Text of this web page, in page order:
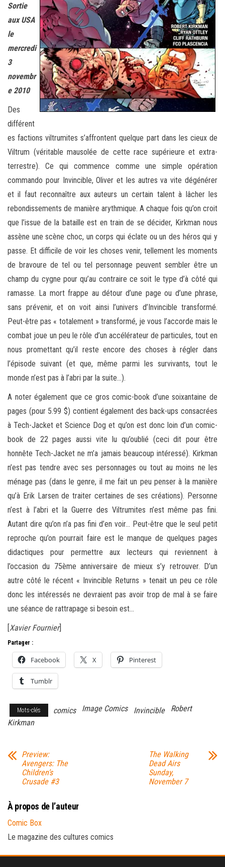
Sortie
aux USA
le
mercredi
3
novembr
e 2010
Des
différent
es factions viltrumites s’affrontent quelque part dans les cieux de
Viltrum (véritable mausolée de cette race supérieure et extra-
terrestre). Ce qui commence comme une simple opération
commando pour Invincible, Oliver et les autres va vite dégénérer
et il faut reconnaître aux auteurs un certain talent à lâcher les
rebondissements de manière arythmique. A chaque fois qu’on croit
que l’issue de la bataille est en train de se décider, Kirkman nous
assène une scène choc, un corps qui éclate ou un des héros qui y
passe. Et difficile de voir les choses venir, tellement les moments
de bravoure de tel ou tel personnage peuvent sembler être un
champ du cygne pour qu’au contraire ce soit le type d’à côté qui
ramasse. La mort frappe au détour d’une page ou d’une phrase,
sans prévenir, et on voit ainsi l’univers d’Invincible transformé.
Peut-être pas « totalement » transformé, je vous l’accorde mais le
combat joue un peu le rôle d’un accélérateur de particules, tout en
nous promettant qu’il reste encore des choses à régler dans
l’épisode suivant (et que, même parmi les survivants, tout le
monde n’est pas à l’abri par la suite…).
A noter également que ce gros comic-book d’une soixantaine de
pages (pour 5.99 $) contient également des back-ups consacrées
à Tech-Jacket et Science Dog et qu’on est donc loin d’un comic-
book de 22 pages aussi vite lu qu’oublié (ceci dit pour être
honnête Tech-Jacket ne m’a jamais beaucoup intéressé). Kirkman
n’est pas tendre avec ses personnages ou tout au moins ne les
ménage pas (dans le genre, il me fait un peu penser à la manière
qu’à Erik Larsen de traiter certaines de ses créations). Personne
n’est à l’abri et la Guerre des Viltrumites n’est même pas fini.
Autant dire qu’on n’a pas fini d’en voir… Peut-être que le seul petit
reproche qu’on pourrait faire est le manque de quelques pages
didactiques pour permettre aux lecteurs qui reviennent à
l’occasion du 75ème anniversaire de mieux s’y retrouver. D’un
autre côté le récent « Invincible Returns » tenait un peu ce rôle
donc les intéressés ne devraient pas avoir trop de mal à se faire
une séance de rattrapage si besoin est…
[Xavier Fournier]
Partager :
Facebook X Pinterest
Tumblr
Mots-clés comics Image Comics Invincible
Robert
Kirkman
Preview:
Avengers: The
Children’s
Crusade #3
The Walking
Dead Airs
Sunday,
November 7
À propos de l’auteur
Comic Box
Le magazine des cultures comics